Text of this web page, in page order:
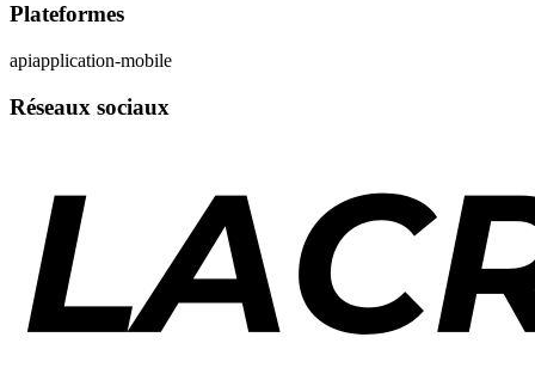
Plateformes
apiapplication-mobile
Réseaux sociaux